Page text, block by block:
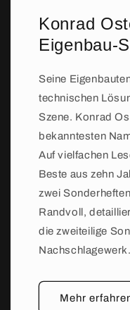
Konrad
Eigenbau-
Seine
technischen
Szene. Konrad
bekanntesten
Auf vielfachen
Beste aus zehn
zwei
Randvoll,
die zweiteilige
Nachschlagewerk.
Mehr